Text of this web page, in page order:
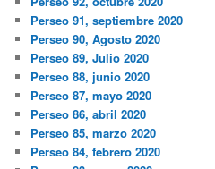
Perseo 91, septiembre 2020
Perseo 90, Agosto 2020
Perseo 89, Julio 2020
Perseo 88, junio 2020
Perseo 87, mayo 2020
Perseo 86, abril 2020
Perseo 85, marzo 2020
Perseo 84, febrero 2020